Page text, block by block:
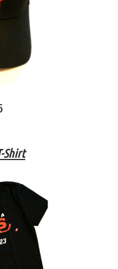
Shirt